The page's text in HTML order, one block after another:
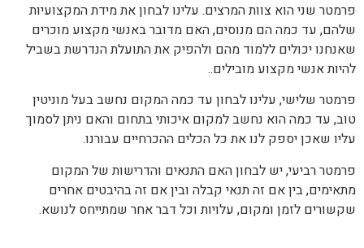
פרמטר שני הוא צוות המרצים. עלינו לבחון את מידת המקצועיות
שלהם, עד כמה הם מנוסים, האם מדובר באנשי מקצוע מוכרים
שאנחנו יכולים ללמוד מהם ולהפיק את התועלת הנדרשת בשביל
להיות אנשי מקצוע מובילים..
פרמטר שלישי, עלינו לבחון עד כמה המקום נחשב בעל מוניטין
טוב, עד כמה הוא נחשב למקום איכותי בתחום והאם ניתן לסמוך
עליו שאכן יספק לנו את כל הכלים ההכרחיים עבורנו.
פרמטר רביעי, יש לבחון האם התנאים והדרישות של המקום
מתאימים, בין אם זה תנאי קבלה ובין אם זה בהיבטים אחרים
שקשורים לזמן ומקום, עלויות וכל דבר אחר שמתייחס לנושא.